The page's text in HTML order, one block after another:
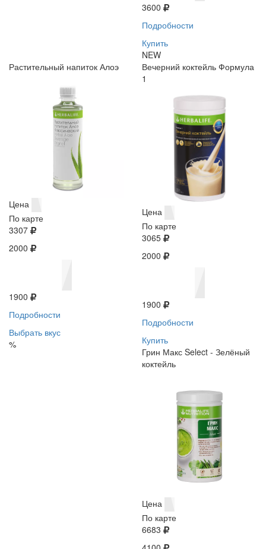
3600
Подробности
Купить
NEW
Растительный напиток Алоэ
Цена
По карте
3307
2000
1900
Подробности
Выбрать вкус
%
Вечерний коктейль Формула
1
Цена
По карте
3065
2000
1900
Подробности
Купить
Грин Макс Select - Зелёный
коктейль
Цена
По карте
6683